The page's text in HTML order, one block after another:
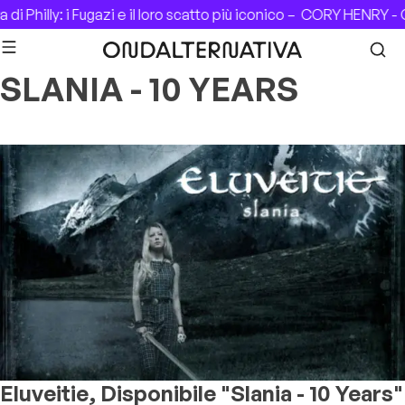
Skip to content
Philly: i Fugazi e il loro scatto più iconico –CORY HENRY -
SLANIA - 10 YEARS
Eluveitie, Disponibile "Slania - 10 Years"